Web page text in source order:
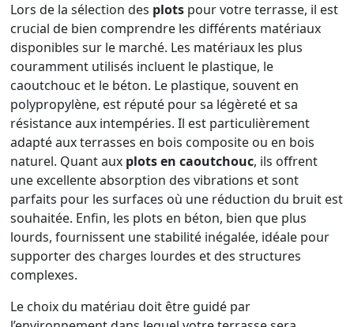
Lors de la sélection des plots pour votre terrasse, il est
crucial de bien comprendre les différents matériaux
disponibles sur le marché. Les matériaux les plus
couramment utilisés incluent le plastique, le
caoutchouc et le béton. Le plastique, souvent en
polypropylène, est réputé pour sa légèreté et sa
résistance aux intempéries. Il est particulièrement
adapté aux terrasses en bois composite ou en bois
naturel. Quant aux plots en caoutchouc, ils offrent
une excellente absorption des vibrations et sont
parfaits pour les surfaces où une réduction du bruit est
souhaitée. Enfin, les plots en béton, bien que plus
lourds, fournissent une stabilité inégalée, idéale pour
supporter des charges lourdes et des structures
complexes.
Le choix du matériau doit être guidé par